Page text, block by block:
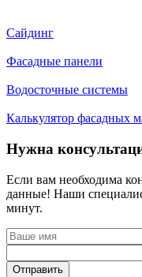
Сайдинг
Фасадные панели
Водосточные системы
Калькулятор фасадных
Нужна
Если вам необходима
данные! Наши
минут.
Отправить